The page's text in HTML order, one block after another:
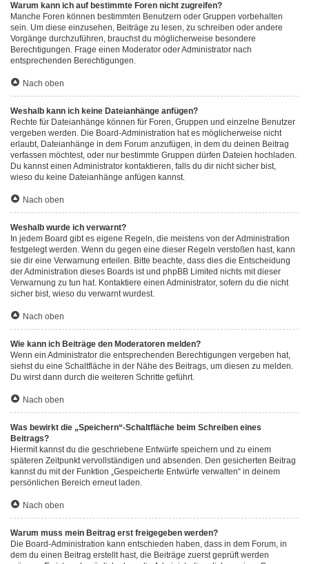
Warum kann ich auf bestimmte Foren nicht zugreifen?
Manche Foren können bestimmten Benutzern oder Gruppen vorbehalten
sein. Um diese einzusehen, Beiträge zu lesen, zu schreiben oder andere
Vorgänge durchzuführen, brauchst du möglicherweise besondere
Berechtigungen. Frage einen Moderator oder Administrator nach
entsprechenden Berechtigungen.
Nach oben
Weshalb kann ich keine Dateianhänge anfügen?
Rechte für Dateianhänge können für Foren, Gruppen und einzelne Benutzer
vergeben werden. Die Board-Administration hat es möglicherweise nicht
erlaubt, Dateianhänge in dem Forum anzufügen, in dem du deinen Beitrag
verfassen möchtest, oder nur bestimmte Gruppen dürfen Dateien hochladen.
Du kannst einen Administrator kontaktieren, falls du dir nicht sicher bist,
wieso du keine Dateianhänge anfügen kannst.
Nach oben
Weshalb wurde ich verwarnt?
In jedem Board gibt es eigene Regeln, die meistens von der Administration
festgelegt werden. Wenn du gegen eine dieser Regeln verstoßen hast, kann
sie dir eine Verwarnung erteilen. Bitte beachte, dass dies die Entscheidung
der Administration dieses Boards ist und phpBB Limited nichts mit dieser
Verwarnung zu tun hat. Kontaktiere einen Administrator, sofern du die nicht
sicher bist, wieso du verwarnt wurdest.
Nach oben
Wie kann ich Beiträge den Moderatoren melden?
Wenn ein Administrator die entsprechenden Berechtigungen vergeben hat,
siehst du eine Schaltfläche in der Nähe des Beitrags, um diesen zu melden.
Du wirst dann durch die weiteren Schritte geführt.
Nach oben
Was bewirkt die „Speichern“-Schaltfläche beim Schreiben eines
Beitrags?
Hiermit kannst du die geschriebene Entwürfe speichern und zu einem
späteren Zeitpunkt vervollständigen und absenden. Den gesicherten Beitrag
kannst du mit der Funktion „Gespeicherte Entwürfe verwalten“ in deinem
persönlichen Bereich erneut laden.
Nach oben
Warum muss mein Beitrag erst freigegeben werden?
Die Board-Administration kann entschieden haben, dass in dem Forum, in
dem du einen Beitrag erstellt hast, die Beiträge zuerst geprüft werden